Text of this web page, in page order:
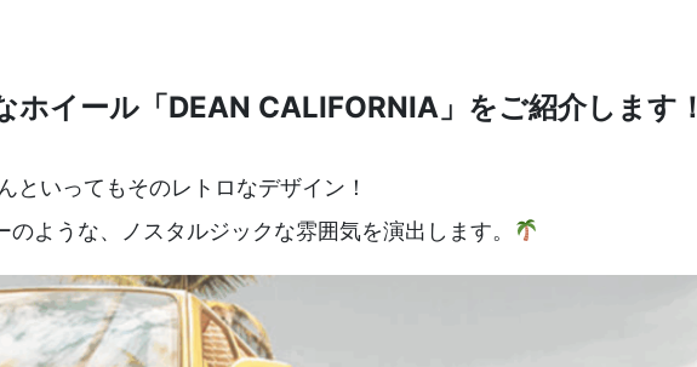
ホイール「DEAN CALIFORNIA」をご紹介します！
といってもそのレトロなデザイン！
ような、ノスタルジックな雰囲気を演出します。